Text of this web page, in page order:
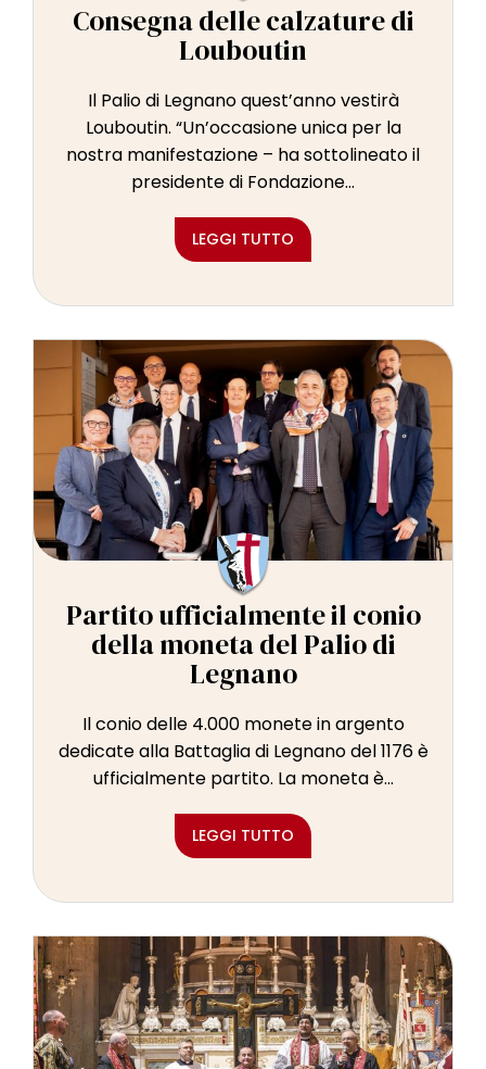
Consegna delle calzature di
Louboutin
Il Palio di Legnano quest’anno vestirà
Louboutin. “Un’occasione unica per la
nostra manifestazione – ha sottolineato il
presidente di Fondazione...
LEGGI TUTTO
Partito ufficialmente il conio
della moneta del Palio di
Legnano
Il conio delle 4.000 monete in argento
dedicate alla Battaglia di Legnano del 1176 è
ufficialmente partito. La moneta è...
LEGGI TUTTO